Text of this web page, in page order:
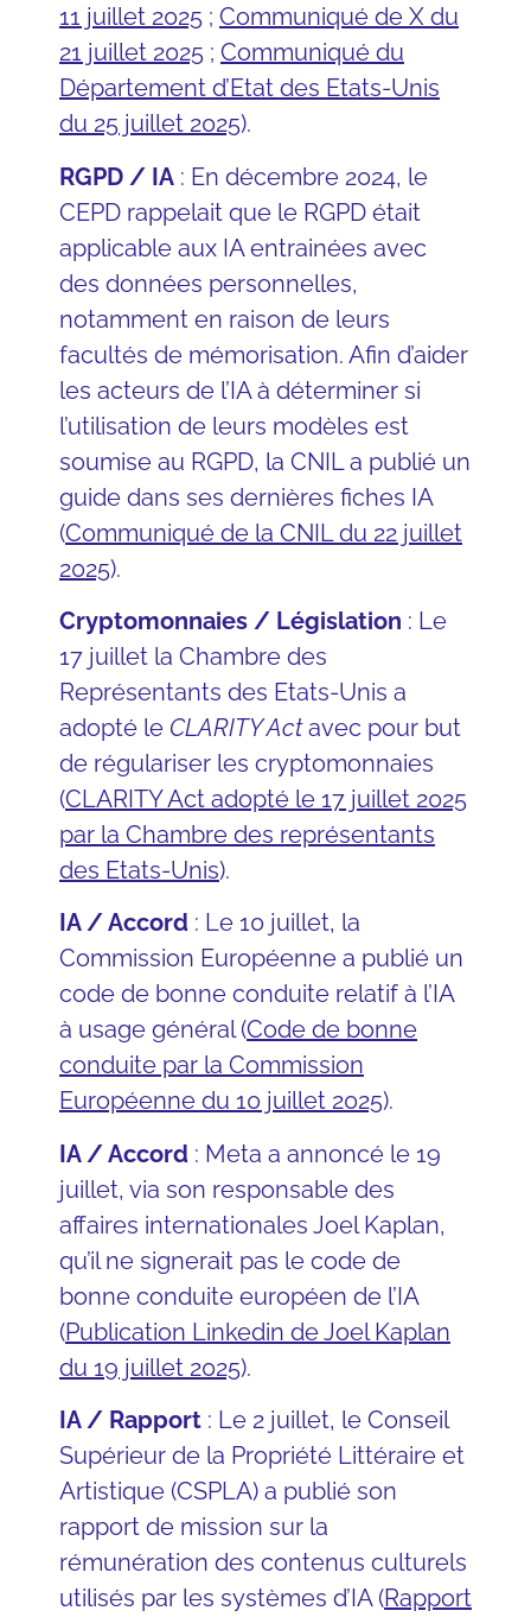
11 juillet 2025 ; Communiqué de X du
21 juillet 2025 ; Communiqué du
Département d’Etat des Etats-Unis
du 25 juillet 2025).
RGPD / IA : En décembre 2024, le
CEPD rappelait que le RGPD était
applicable aux IA entrainées avec
des données personnelles,
notamment en raison de leurs
facultés de mémorisation. Afin d’aider
les acteurs de l’IA à déterminer si
l’utilisation de leurs modèles est
soumise au RGPD, la CNIL a publié un
guide dans ses dernières fiches IA
(Communiqué de la CNIL du 22 juillet
2025).
Cryptomonnaies / Législation : Le
17 juillet la Chambre des
Représentants des Etats-Unis a
adopté le CLARITY Actavec pour but
de régulariser les cryptomonnaies
(CLARITY Act adopté le 17 juillet 2025
par la Chambre des représentants
des Etats-Unis).
IA / Accord : Le 10 juillet, la
Commission Européenne a publié un
code de bonne conduite relatif à l’IA
à usage général (Code de bonne
conduite par la Commission
Européenne du 10 juillet 2025).
IA / Accord : Meta a annoncé le 19
juillet, via son responsable des
affaires internationales Joel Kaplan,
qu’il ne signerait pas le code de
bonne conduite européen de l’IA
(Publication Linkedin de Joel Kaplan
du 19 juillet 2025).
IA / Rapport : Le 2 juillet, le Conseil
Supérieur de la Propriété Littéraire et
Artistique (CSPLA) a publié son
rapport de mission sur la
rémunération des contenus culturels
utilisés par les systèmes d’IA (Rapport